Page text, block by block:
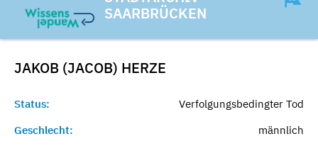
SAARBRÜCKEN
JAKOB (JACOB) HERZE
Status:
Verfolgungsbedingter Tod
Geschlecht:
männlich